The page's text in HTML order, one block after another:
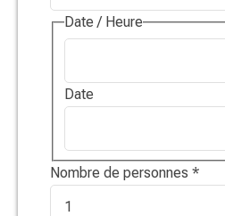
Date / Heure
Date
Nombre de personnes *